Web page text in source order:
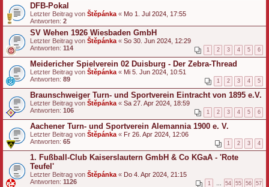
DFB-Pokal
Letzter Beitrag von Štěpánka « Mo 1. Jul 2024, 17:55
Antworten: 2
SV Wehen 1926 Wiesbaden GmbH
Letzter Beitrag von Štěpánka « So 30. Jun 2024, 12:29
Antworten: 114 1 2 3 4 5 6
Meidericher Spielverein 02 Duisburg - Der Zebra-Thread
Letzter Beitrag von Štěpánka « Mi 5. Jun 2024, 10:51
Antworten: 89 1 2 3 4 5
Braunschweiger Turn- und Sportverein Eintracht von 1895 e.V.
Letzter Beitrag von Štěpánka « Sa 27. Apr 2024, 18:59
Antworten: 106 1 2 3 4 5 6
Aachener Turn- und Sportverein Alemannia 1900 e. V.
Letzter Beitrag von Štěpánka « Fr 26. Apr 2024, 12:06
Antworten: 65 1 2 3 4
1. Fußball-Club Kaiserslautern GmbH & Co KGaA - 'Rote
Teufel'
Letzter Beitrag von Štěpánka « Do 4. Apr 2024, 21:15
Antworten: 1126 1 54 55 56 57